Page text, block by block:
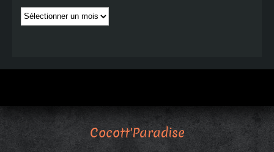
Publications
par
Cocott'Paradise